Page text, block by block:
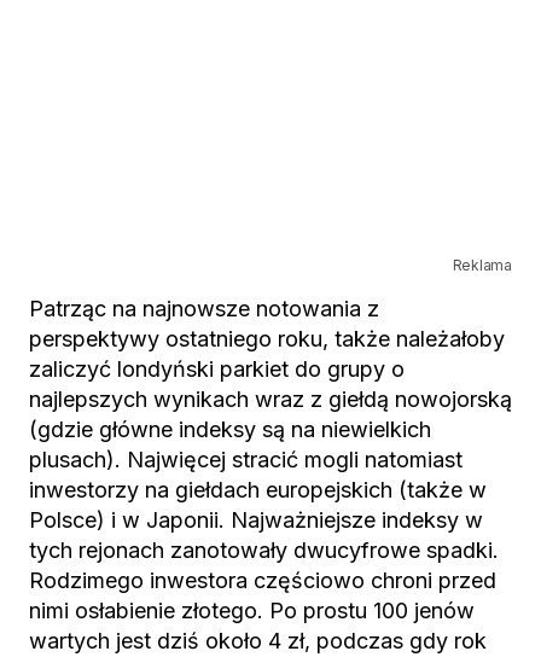
Reklama
Patrząc na najnowsze notowania z
perspektywy ostatniego roku, także należałoby
zaliczyć londyński parkiet do grupy o
najlepszych wynikach wraz z giełdą nowojorską
(gdzie główne indeksy są na niewielkich
plusach). Najwięcej stracić mogli natomiast
inwestorzy na giełdach europejskich (także w
Polsce) i w Japonii. Najważniejsze indeksy w
tych rejonach zanotowały dwucyfrowe spadki.
Rodzimego inwestora częściowo chroni przed
nimi osłabienie złotego. Po prostu 100 jenów
wartych jest dziś około 4 zł, podczas gdy rok